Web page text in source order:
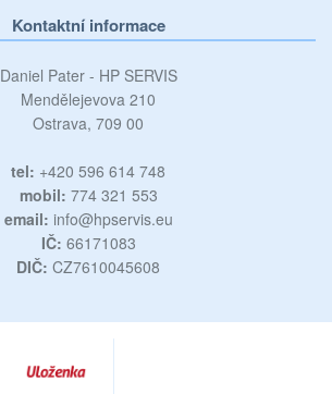
Kontaktní informace
Daniel Pater - HP SERVIS
Mendělejevova 210
Ostrava, 709 00
tel: +420 596 614 748
mobil: 774 321 553
email: info@hpservis.eu
IČ: 66171083
DIČ: CZ7610045608